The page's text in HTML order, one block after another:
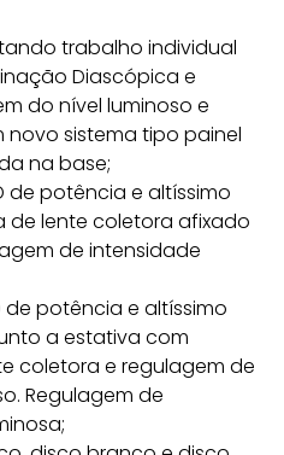
trabalho individual
Diascópica e
do nível luminoso e
novo sistema tipo painel
na base;
de potência e altíssimo
de lente coletora afixado
de intensidade
de potência e altíssimo
a estativa com
coletora e regulagem de
Regulagem de